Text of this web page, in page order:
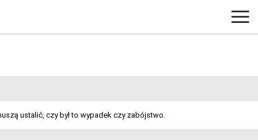
ustalić, czy był to wypadek czy zabójstwo.